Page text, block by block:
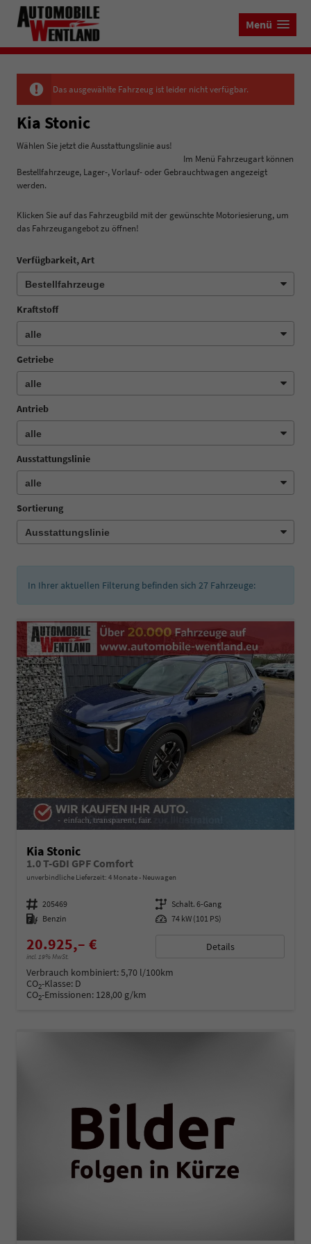
Menü
Das ausgewählte Fahrzeug ist leider nicht verfügbar.
Kia Stonic
Wählen Sie jetzt die Ausstattungslinie aus!
Im Menü Fahrzeugart können
Bestellfahrzeuge, Lager-, Vorlauf- oder Gebrauchtwagen angezeigt
werden.
Klicken Sie auf das Fahrzeugbild mit der gewünschte Motoriesierung, um
das Fahrzeugangebot zu öffnen!
Verfügbarkeit, Art
Kraftstoff
Getriebe
Antrieb
Ausstattungslinie
Sortierung
In Ihrer aktuellen Filterung befinden sich 27 Fahrzeuge:
Kia Stonic
1.0 T-GDI GPF Comfort
unverbindliche Lieferzeit: 4 Monate Neuwagen
Fahrzeugnummer 205469 Getriebe Schalt. 6-Gang
Kraftstoff Benzin Leistung 74 kW (101 PS)
20.925,– €
incl. 19% MwSt.
Details
Verbrauch kombiniert:5,70 l/100km
CO2-Klasse: D
CO2-Emissionen: 128,00 g/km